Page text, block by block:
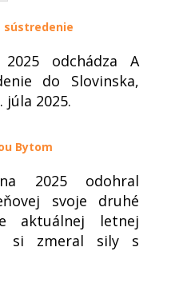
sústredenie
odchádza A
do Slovinska,
2025.
Bytom
2025 odohral
svoje druhé
aktuálnej letnej
si zmeral sily s